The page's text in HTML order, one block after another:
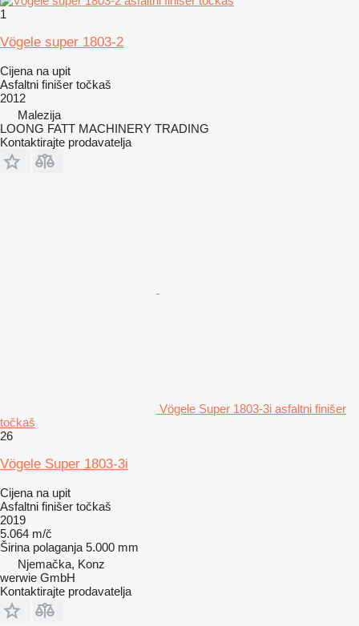
1
Vögele super 1803-2
Cijena na upit
Asfaltni finišer točkaš
2012
Malezija
LOONG FATT MACHINERY TRADING
Kontaktirajte prodavatelja
Vögele Super 1803-3i asfaltni finišer
točkaš
26
Vögele Super 1803-3i
Cijena na upit
Asfaltni finišer točkaš
2019
5.064 m/č
Širina polaganja 5.000 mm
Njemačka, Konz
werwie GmbH
Kontaktirajte prodavatelja